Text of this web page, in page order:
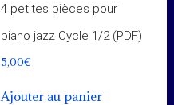
4 petites pièces pour
piano jazz Cycle 1/2 (PDF)
5,00€
Ajouter au panier